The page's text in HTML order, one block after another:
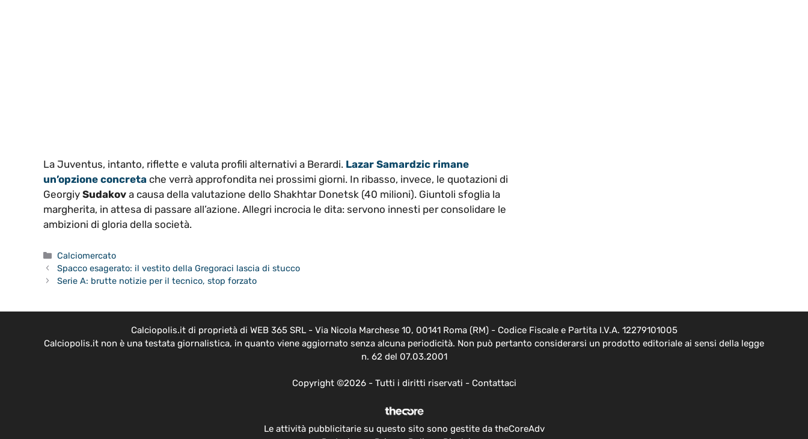
La Juventus, intanto, riflette e valuta profili alternativi a Berardi. Lazar Samardzic rimane
un’opzione concreta che verrà approfondita nei prossimi giorni. In ribasso, invece, le quotazioni di
Georgiy Sudakov a causa della valutazione dello Shakhtar Donetsk (40 milioni). Giuntoli sfoglia la
margherita, in attesa di passare all’azione. Allegri incrocia le dita: servono innesti per consolidare le
ambizioni di gloria della società.
Categorie
Calciomercato
Spacco esagerato: il vestito della Gregoraci lascia di stucco
Serie A: brutte notizie per il tecnico, stop forzato
Calciopolis.it di proprietà di WEB 365 SRL - Via Nicola Marchese 10, 00141 Roma (RM) - Codice Fiscale e Partita I.V.A. 12279101005
Calciopolis.it non è una testata giornalistica, in quanto viene aggiornato senza alcuna periodicità. Non può pertanto considerarsi un prodotto editoriale ai sensi della legge
n. 62 del 07.03.2001
Copyright ©2026 - Tutti i diritti riservati - Contattaci
Le attività pubblicitarie su questo sito sono gestite da theCoreAdv